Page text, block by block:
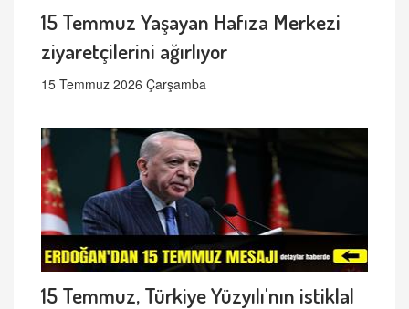
15 Temmuz Yaşayan Hafıza Merkezi
ziyaretçilerini ağırlıyor
15 Temmuz 2026 Çarşamba
15 Temmuz, Türkiye Yüzyılı'nın istiklal